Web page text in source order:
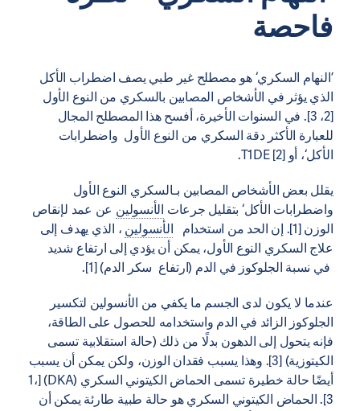
فاحصة
’النهام السكري‘ هو مصطلح غير طبي يصف اضطراب الأكل
الذي يؤثر في الأشخاص المصابين بالسكري من النوع الأول
[2، 3]. في السنوات الأخيرة، أفسح هذا المصطلح المجال
للعبارة الأكثر دقة السكري من النوع الأول واضطرابات
الأكل‘، أو T1DE [2].
يقلل بعض الأشخاص المصابين بـالسكري النوع الأول
واضطرابات الأكل‘ بتقليل جرعات الأنسولين عن عمد لإنقاص
الوزن [1]. إن الحد من استخدام
الأنسولين ، الذي يهدف إلى
علاج السكري النوع الأول، يمكن أن يؤدي إلى ارتفاع شديد
في نسبة الجلوكوز في الدم (ارتفاع سكر الدم) [1].
عندما لا يكون لدى الجسم ما يكفي من الأنسولين لتكسير
الجلوكوز الزائد في الدم واستخدامه للحصول على الطاقة،
فإنه يتحول إلى الدهون بدلًا من ذلك (حالة استقلابية تسمى
الكيتوزية) [3]. وهذا يسبب فقدان الوزن، ولكن يمكن أن يسبب
أيضًا حالة خطيرة تسمى الحماض الكيتوني السكري (DKA) [1،
3]. الحماض الكيتوني السكري هو حالة طبية طارئة يمكن أن